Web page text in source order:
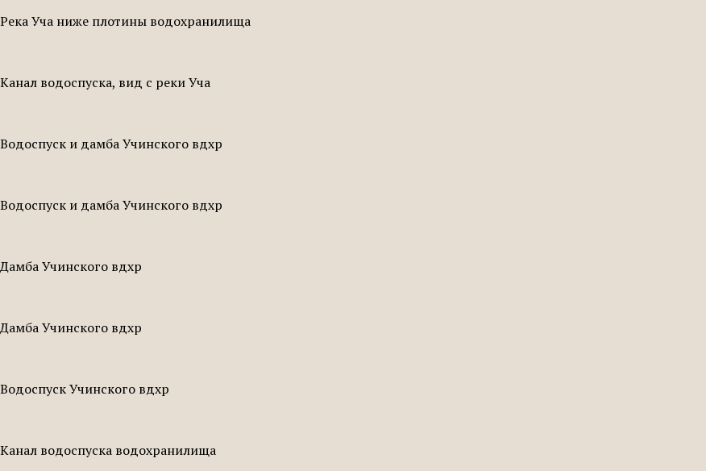
Река Уча ниже плотины водохранилища
Канал водоспуска, вид с реки Уча
Водоспуск и дамба Учинского вдхр
Водоспуск и дамба Учинского вдхр
Дамба Учинского вдхр
Дамба Учинского вдхр
Водоспуск Учинского вдхр
Канал водоспуска водохранилища